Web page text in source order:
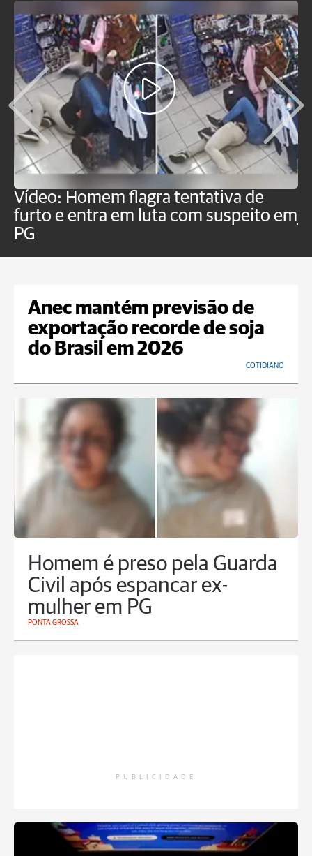
Vídeo: Homem flagra tentativa de
furto e entra em luta com suspeito em
PG
Anec mantém previsão de
exportação recorde de soja
do Brasil em 2026
COTIDIANO
Homem é preso pela Guarda
Civil após espancar ex-
mulher em PG
PONTA GROSSA
PUBLICIDADE